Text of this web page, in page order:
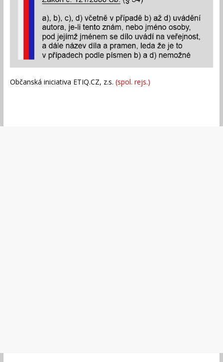
Občanská iniciativa ETIQ.CZ, z.s. (spol. rejs.)